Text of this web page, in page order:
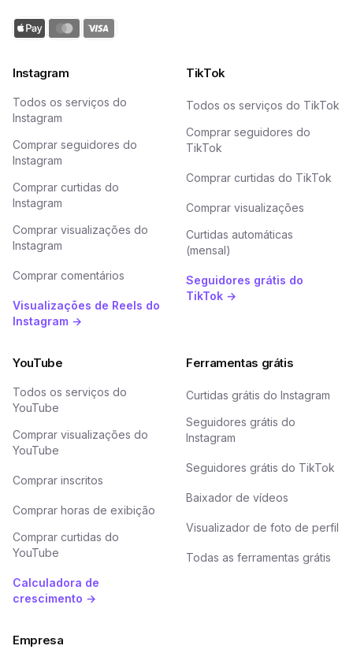
Instagram
Todos os serviços do
Instagram
Comprar seguidores do
Instagram
Comprar curtidas do
Instagram
Comprar visualizações do
Instagram
Comprar comentários
Visualizações de Reels do
Instagram →
TikTok
Todos os serviços do TikTok
Comprar seguidores do
TikTok
Comprar curtidas do TikTok
Comprar visualizações
Curtidas automáticas
(mensal)
Seguidores grátis do
TikTok →
YouTube
Todos os serviços do
YouTube
Comprar visualizações do
YouTube
Comprar inscritos
Comprar horas de exibição
Comprar curtidas do
YouTube
Calculadora de
crescimento →
Ferramentas grátis
Curtidas grátis do Instagram
Seguidores grátis do
Instagram
Seguidores grátis do TikTok
Baixador de vídeos
Visualizador de foto de perfil
Todas as ferramentas grátis
Empresa